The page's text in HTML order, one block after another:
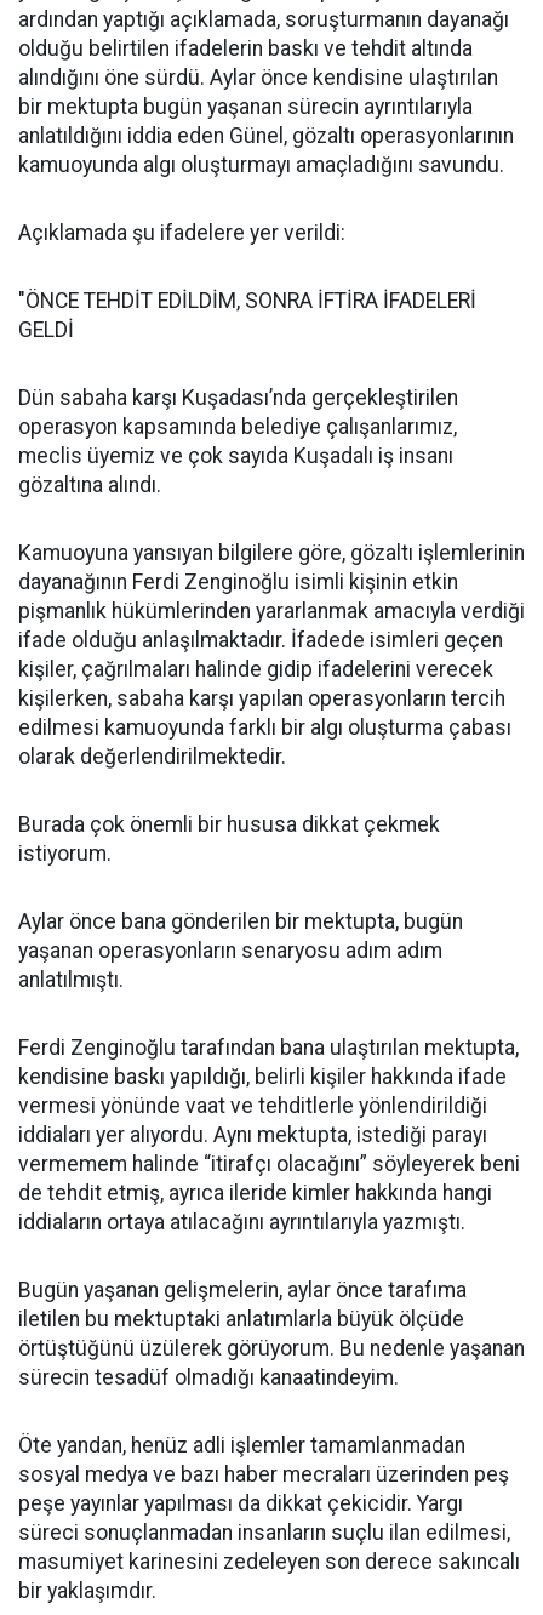
ardından yaptığı açıklamada, soruşturmanın dayanağı
olduğu belirtilen ifadelerin baskı ve tehdit altında
alındığını öne sürdü. Aylar önce kendisine ulaştırılan
bir mektupta bugün yaşanan sürecin ayrıntılarıyla
anlatıldığını iddia eden Günel, gözaltı operasyonlarının
kamuoyunda algı oluşturmayı amaçladığını savundu.
Açıklamada şu ifadelere yer verildi:
"ÖNCE TEHDİT EDİLDİM, SONRA İFTİRA İFADELERİ
GELDİ
Dün sabaha karşı Kuşadası’nda gerçekleştirilen
operasyon kapsamında belediye çalışanlarımız,
meclis üyemiz ve çok sayıda Kuşadalı iş insanı
gözaltına alındı.
Kamuoyuna yansıyan bilgilere göre, gözaltı işlemlerinin
dayanağının Ferdi Zenginoğlu isimli kişinin etkin
pişmanlık hükümlerinden yararlanmak amacıyla verdiği
ifade olduğu anlaşılmaktadır. İfadede isimleri geçen
kişiler, çağrılmaları halinde gidip ifadelerini verecek
kişilerken, sabaha karşı yapılan operasyonların tercih
edilmesi kamuoyunda farklı bir algı oluşturma çabası
olarak değerlendirilmektedir.
Burada çok önemli bir hususa dikkat çekmek
istiyorum.
Aylar önce bana gönderilen bir mektupta, bugün
yaşanan operasyonların senaryosu adım adım
anlatılmıştı.
Ferdi Zenginoğlu tarafından bana ulaştırılan mektupta,
kendisine baskı yapıldığı, belirli kişiler hakkında ifade
vermesi yönünde vaat ve tehditlerle yönlendirildiği
iddiaları yer alıyordu. Aynı mektupta, istediği parayı
vermemem halinde “itirafçı olacağını” söyleyerek beni
de tehdit etmiş, ayrıca ileride kimler hakkında hangi
iddiaların ortaya atılacağını ayrıntılarıyla yazmıştı.
Bugün yaşanan gelişmelerin, aylar önce tarafıma
iletilen bu mektuptaki anlatımlarla büyük ölçüde
örtüştüğünü üzülerek görüyorum. Bu nedenle yaşanan
sürecin tesadüf olmadığı kanaatindeyim.
Öte yandan, henüz adli işlemler tamamlanmadan
sosyal medya ve bazı haber mecraları üzerinden peş
peşe yayınlar yapılması da dikkat çekicidir. Yargı
süreci sonuçlanmadan insanların suçlu ilan edilmesi,
masumiyet karinesini zedeleyen son derece sakıncalı
bir yaklaşımdır.